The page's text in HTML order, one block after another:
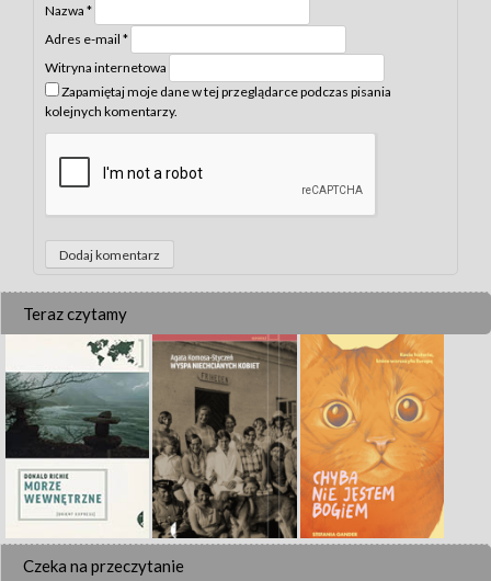
Nazwa *
Adres e-mail *
Witryna internetowa
Zapamiętaj moje dane w tej przeglądarce podczas pisania
kolejnych komentarzy.
Teraz czytamy
Czeka na przeczytanie